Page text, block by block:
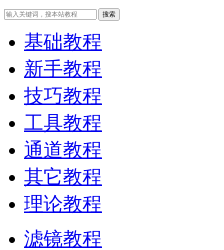
搜索
基础教程
新手教程
技巧教程
工具教程
通道教程
其它教程
理论教程
滤镜教程